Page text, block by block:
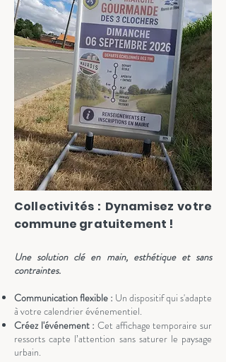
Collectivités : Dynamisez votre
commune gratuitement !
Une solution clé en main, esthétique et sans
contraintes.
Communication flexible : Un dispositif qui s'adapte
à votre calendrier événementiel.
Créez l'événement : Cet affichage temporaire sur
ressorts capte l’attention sans saturer le paysage
urbain.